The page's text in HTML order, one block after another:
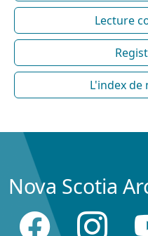
Lecture
L'index de
Nova Scotia